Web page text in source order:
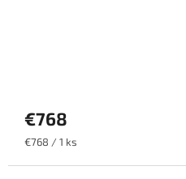
€768
Jednotková
€768 / 1 ks